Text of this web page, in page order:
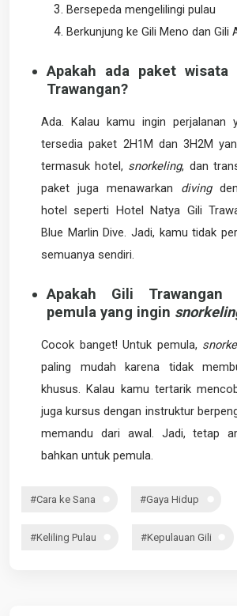
Bersepeda mengelilingi pulau
Berkunjung ke Gili Meno dan Gili
Apakah ada paket
Trawangan?
Ada. Kalau kamu ingin perjalanan
tersedia paket 2H1M dan 3H2M
termasuk hotel, snorkeling, dan
paket juga menawarkan diving
hotel seperti Hotel Natya Gili
Blue Marlin Dive. Jadi, kamu tidak
semuanya sendiri.
Apakah Gili
pemula yang ingin
Cocok banget! Untuk pemula,
paling mudah karena tidak
khusus. Kalau kamu tertarik
juga kursus dengan instruktur
memandu dari awal. Jadi, tetap
bahkan untuk pemula.
#Cara ke Sana #Gaya Hidup
#Keliling Pulau #Kepulauan Gili